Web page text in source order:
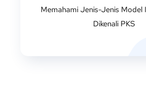
Memahami Jenis-Jenis Model
Dikenali PKS